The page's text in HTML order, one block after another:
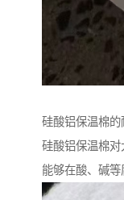
硅酸铝保温棉的
硅酸铝保温棉对
能够在酸、碱等